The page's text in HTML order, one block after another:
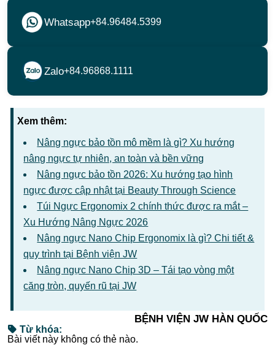
Whatsapp+84.96484.5399
Zalo+84.96868.1111
Xem thêm:
Nâng ngực bảo tồn mô mềm là gì? Xu hướng
nâng ngực tự nhiên, an toàn và bền vững
Nâng ngực bảo tồn 2026: Xu hướng tạo hình
ngực được cập nhật tại Beauty Through Science
Túi Ngực Ergonomix 2 chính thức được ra mắt –
Xu Hướng Nâng Ngực 2026
Nâng ngực Nano Chip Ergonomix là gì? Chi tiết &
quy trình tại Bệnh viện JW
Nâng ngực Nano Chip 3D – Tái tạo vòng một
căng tròn, quyến rũ tại JW
BỆNH VIỆN JW HÀN QUỐC
Từ khóa:
Bài viết này không có thẻ nào.